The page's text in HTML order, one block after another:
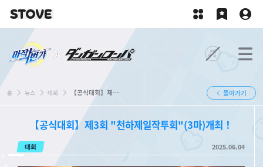
홈 뉴스 대회 【공식대회】제3회 "천하제일작투회"(3마)개최！ 돌아가기
【공식대회】제3회 "천하제일작투회"(3마)개최！
대회 2025.06.04